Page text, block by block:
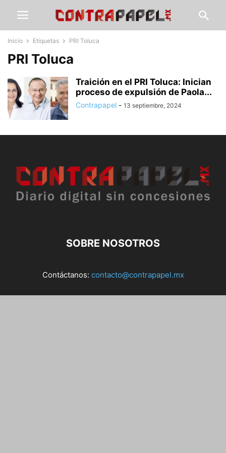
Inicio Etiquetas PRI Toluca
PRI Toluca
Traición en el PRI Toluca: Inician
proceso de expulsión de Paola...
Contrapapel - 13 septiembre, 2024
SOBRE NOSOTROS
Contáctanos: contacto@contrapapel.mx